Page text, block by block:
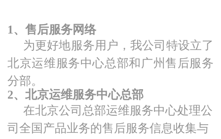
1、售后服务网络
为更好地服务用户，我公司特设立了
北京运维服务中心总部和广州售后服务
分部。
2、北京运维服务中心总部
在北京公司总部运维服务中心处理公
司全国产品业务的售后服务信息收集与